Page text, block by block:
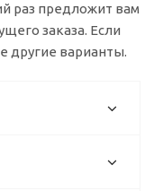
раз предложит вам
заказа. Если
другие варианты.